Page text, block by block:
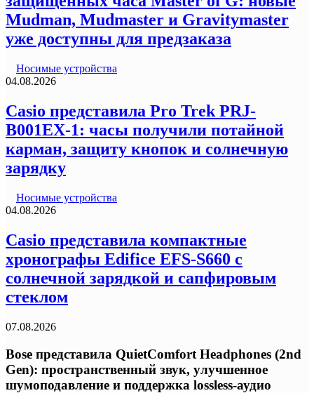
Mudman, Mudmaster и Gravitymaster
уже доступны для предзаказа
Носимые устройства
04.08.2026
Casio представила Pro Trek PRJ-
B001EX-1: часы получили потайной
карман, защиту кнопок и солнечную
зарядку
Носимые устройства
04.08.2026
Casio представила компактные
хронографы Edifice EFS-S660 с
солнечной зарядкой и сапфировым
стеклом
07.08.2026
Bose представила QuietComfort Headphones (2nd
Gen): пространственный звук, улучшенное
шумоподавление и поддержка lossless-аудио